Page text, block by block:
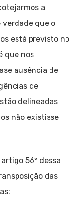
a
verdade que o
está previsto no
que nos
ausência de
de
delineadas
não existisse
56º dessa
das